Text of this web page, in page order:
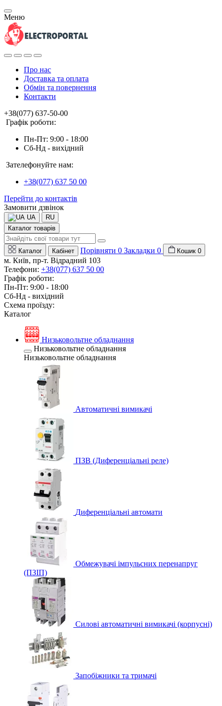
Меню
Про нас
Доставка та оплата
Обмін та повернення
Контакти
+38(077) 637-50-00
Графік роботи:
Пн-Пт: 9:00 - 18:00
Сб-Нд - вихідний
Зателефонуйте нам:
+38(077) 637 50 00
Перейти до контактів
Замовити дзвінок
UA
RU
Каталог товарів
Каталог Кабінет Порівняти 0 Закладки 0 Кошик 0
м. Київ, пр-т. Відрадний 103
Телефони: +38(077) 637 50 00
Графік роботи:
Пн-Пт: 9:00 - 18:00
Сб-Нд - вихідний
Схема проїзду:
Каталог
Низьковольтне обладнання
Низьковольтне обладнання
Низьковольтне обладнання
Автоматичні вимикачі
ПЗВ (Диференціальні реле)
Диференціальні автомати
Обмежувачі імпульсних перенапруг
(ПЗІП)
Силові автоматичні вимикачі (корпусні)
Запобіжники та тримачі